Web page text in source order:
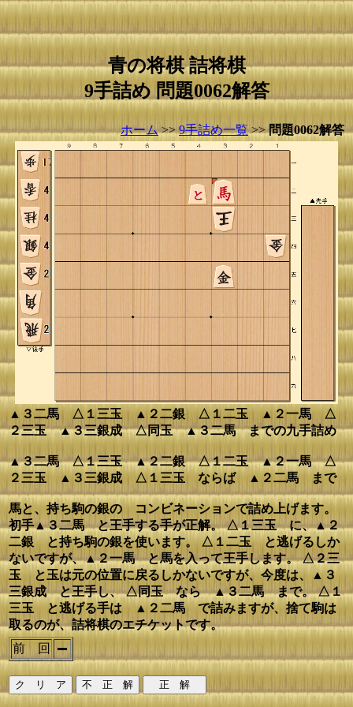
青の将棋 詰将棋
9手詰め 問題0062解答
ホーム>>9手詰め一覧>>問題0062解答
▲３二馬 △１三玉 ▲２二銀 △１二玉 ▲２一馬 △
２三玉 ▲３三銀成 △同玉 ▲３二馬 までの九手詰め
▲３二馬 △１三玉 ▲２二銀 △１二玉 ▲２一馬 △
２三玉 ▲３三銀成 △１三玉 ならば ▲２二馬 まで
馬と、持ち駒の銀の コンビネーションで詰め上げます。
初手▲３二馬 と王手する手が正解。 △１三玉 に、▲２
二銀 と持ち駒の銀を使います。 △１二玉 と逃げるしか
ないですが、▲２一馬 と馬を入って王手します。 △２三
玉 と玉は元の位置に戻るしかないですが、今度は、▲３
三銀成 と王手し、 △同玉 なら ▲３二馬 まで。 △１
三玉 と逃げる手は ▲２二馬 で詰みますが、捨て駒は
取るのが、詰将棋のエチケットです。
前 回